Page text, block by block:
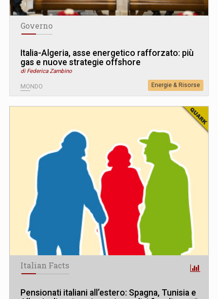
Governo
Italia-Algeria, asse energetico rafforzato: più
gas e nuove strategie offshore
di Federica Zambino
MONDO Energie & Risorse
Italian Facts
Pensionati italiani all’estero: Spagna, Tunisia e